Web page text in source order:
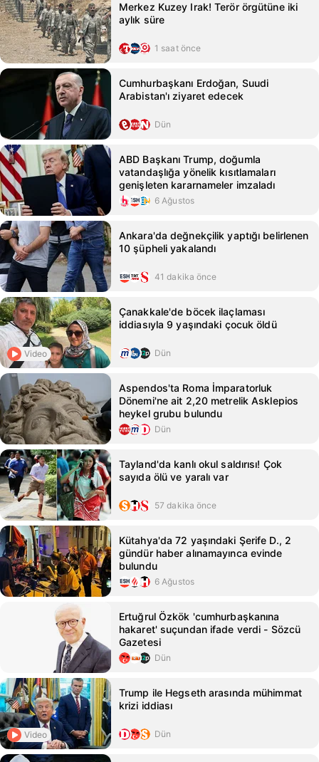
Merkez Kuzey Irak! Terör örgütüne iki
aylık süre
1 saat önce
Cumhurbaşkanı Erdoğan, Suudi
Arabistan'ı ziyaret edecek
Dün
ABD Başkanı Trump, doğumla
vatandaşlığa yönelik kısıtlamaları
genişleten kararnameler imzaladı
6 Ağustos
Ankara'da değnekçilik yaptığı belirlenen
10 şüpheli yakalandı
41 dakika önce
Video
Çanakkale'de böcek ilaçlaması
iddiasıyla 9 yaşındaki çocuk öldü
Dün
Aspendos'ta Roma İmparatorluk
Dönemi'ne ait 2,20 metrelik Asklepios
heykel grubu bulundu
Dün
Tayland'da kanlı okul saldırısı! Çok
sayıda ölü ve yaralı var
57 dakika önce
Kütahya'da 72 yaşındaki Şerife D., 2
gündür haber alınamayınca evinde
bulundu
6 Ağustos
Ertuğrul Özkök 'cumhurbaşkanına
hakaret' suçundan ifade verdi - Sözcü
Gazetesi
Dün
Video
Trump ile Hegseth arasında mühimmat
krizi iddiası
Dün